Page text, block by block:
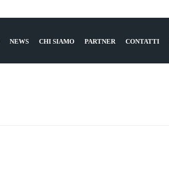
NEWS CHI SIAMO PARTNER CONTATTI